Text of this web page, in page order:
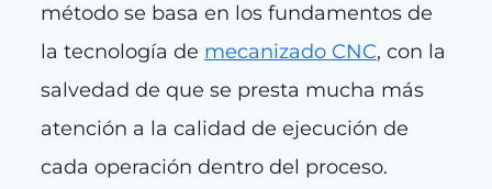
método se basa en los fundamentos de
la tecnología de mecanizado CNC, con la
salvedad de que se presta mucha más
atención a la calidad de ejecución de
cada operación dentro del proceso.